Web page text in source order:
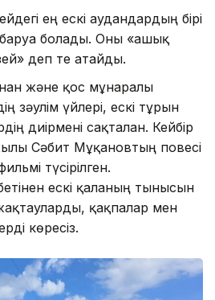
ең ескі аудандардың бірі
болады. Оны «ашық
деп те атайды.
және қос мұнаралы
зәулім үйлері, ескі тұрғын
диірмені сақталған. Кейбір
Сәбит Мұқановтың повесі
түсірілген.
ескі қаланың тынысын
қақпалар мен
көресіз.